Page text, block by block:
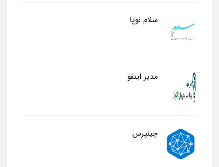
سلام نوپا
مدیر اینفو
چینپرس